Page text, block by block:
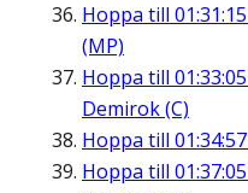
Hoppa till 01:31:15
(MP)
Hoppa till 01:33:05
Demirok (C)
Hoppa till 01:34:57
Hoppa till 01:37:05